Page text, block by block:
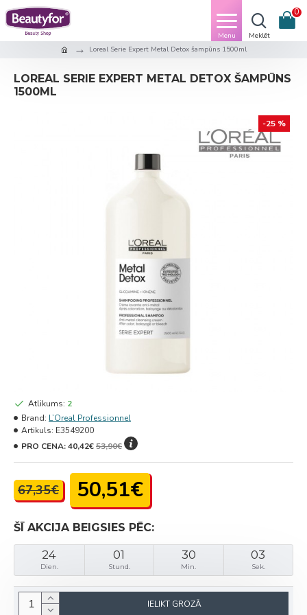
0
Loreal Serie Expert Metal Detox šampūns 1500ml
LOREAL SERIE EXPERT METAL DETOX ŠAMPŪNS
1500ML
-25 %
ŠĪ AKCIJA BEIGSIES PĒC:
24
Dien.
01
Stund.
30
Min.
03
Sek.
67,35€ 50,51€
Atlikums: 2
Brand: L’Oreal Professionnel
Artikuls: E3549200
PRO CENA:40,42€53,90€
IELIKT GROZĀ